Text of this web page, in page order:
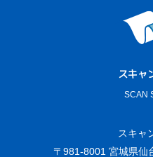
スキャ
SCAN
スキャ
〒981-8001 宮城県仙